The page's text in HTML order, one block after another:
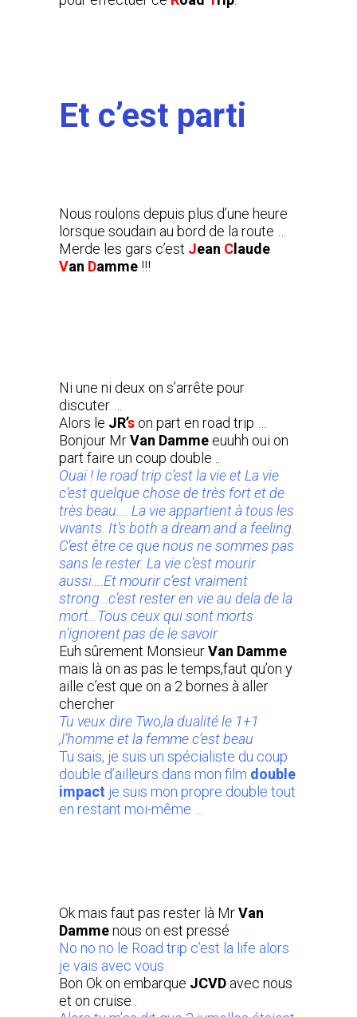
Et c’est parti
Nous roulons depuis plus d’une heure
lorsque soudain au bord de la route …
Merde les gars c’est Jean C laude
Van Damme !!!
Ni une ni deux on s’arrête pour
discuter …
Alors le JR’s on part en road trip …
Bonjour MrVan Damme euuhh oui on
part faire un coup double ..
Ouai ! le road trip c’est la vie et La vie
c’est quelque chose de très fort et de
très beau…. La vie appartient à tous les
vivants. It’s both a dream and a feeling.
C’est être ce que nous ne sommes pas
sans le rester. La vie c’est mourir
aussi….Et mourir c’est vraiment
strong…c’est rester en vie au dela de la
mort…Tous ceux qui sont morts
n’ignorent pas de le savoir
Euh sûrement MonsieurVan Damme
mais là on as pas le temps,faut qu’on y
aille c’est que on a 2 bornes à aller
chercher
Tu veux dire Two,la dualité le 1+1
,l’homme et la femme c’est beau
Tu sais, je suis un spécialiste du coup
double d’ailleurs dans mon film double
impact je suis mon propre double tout
en restant moi-même …
Ok mais faut pas rester là MrVan
Dammenous on est pressé
No no no le Road trip c’est la life alors
je vais avec vous
Bon Ok on embarque JCVD avec nous
et on cruise .